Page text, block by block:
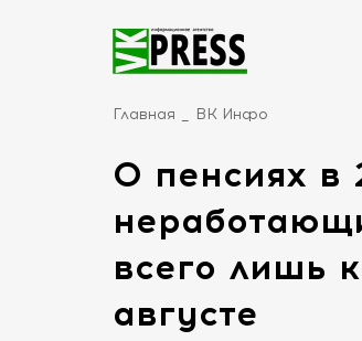
Главная ВК Инфо
О пенсиях в
всего лишь
августе